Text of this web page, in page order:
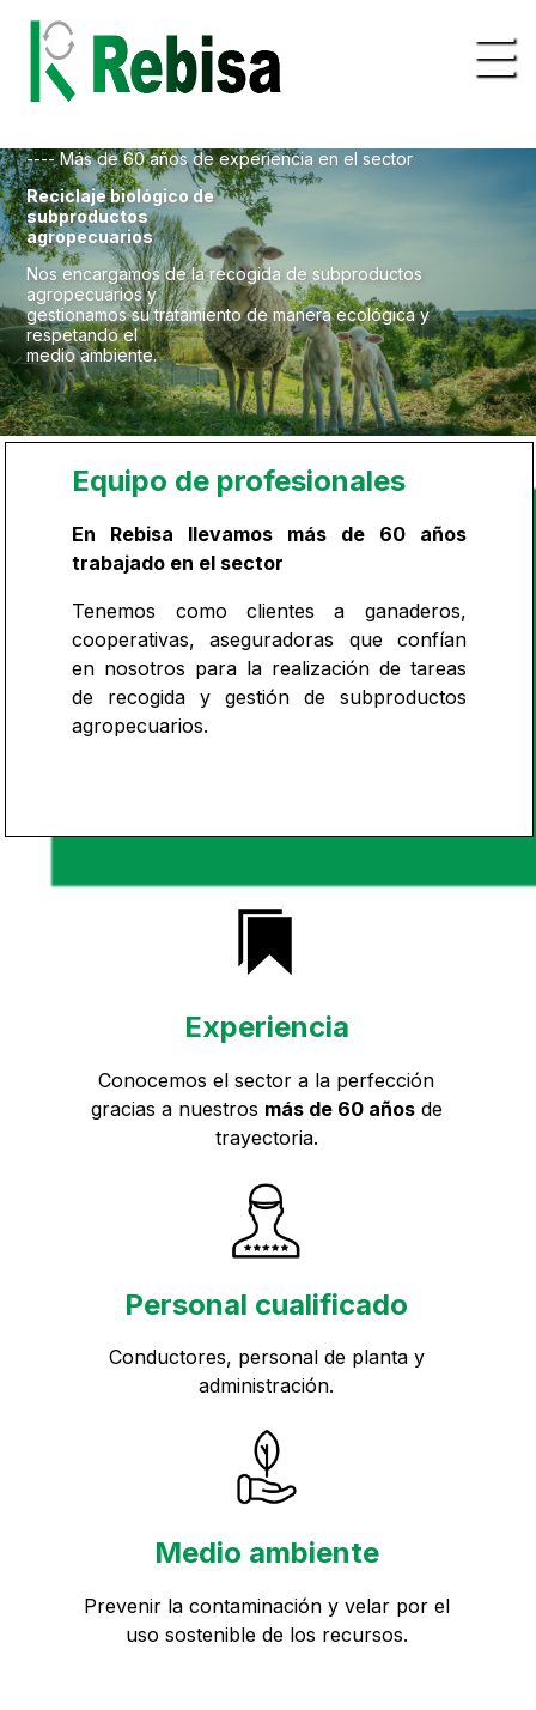
---- Más de 60 años de experiencia en el sector
Reciclaje biológico de
subproductos
agropecuarios
Nos encargamos de la recogida de subproductos
agropecuarios y
gestionamos su tratamiento de manera ecológica y
respetando el
medio ambiente.
Equipo de profesionales
En Rebisa llevamos más de 60 años
trabajado en el sector
Tenemos como clientes a ganaderos,
cooperativas, aseguradoras que confían
en nosotros para la realización de tareas
de recogida y gestión de subproductos
agropecuarios.
Experiencia
Conocemos el sector a la perfección
gracias a nuestros más de 60 añosde
trayectoria.
Personal cualificado
Conductores, personal de planta y
administración.
Medio ambiente
Prevenir la contaminación y velar por el
uso sostenible de los recursos.